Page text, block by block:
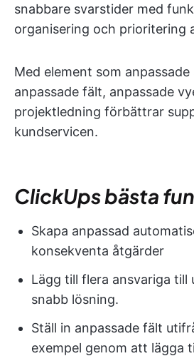
snabbare svarstider med
organisering och prioritering
Med element som anpassade
anpassade fält, anpassade
projektledning förbättrar
kundservicen.
ClickUps bästa
Skapa anpassad
konsekventa åtgärder
Lägg till flera ansvariga
snabb lösning.
Ställ in anpassade fält
exempel genom att lägga